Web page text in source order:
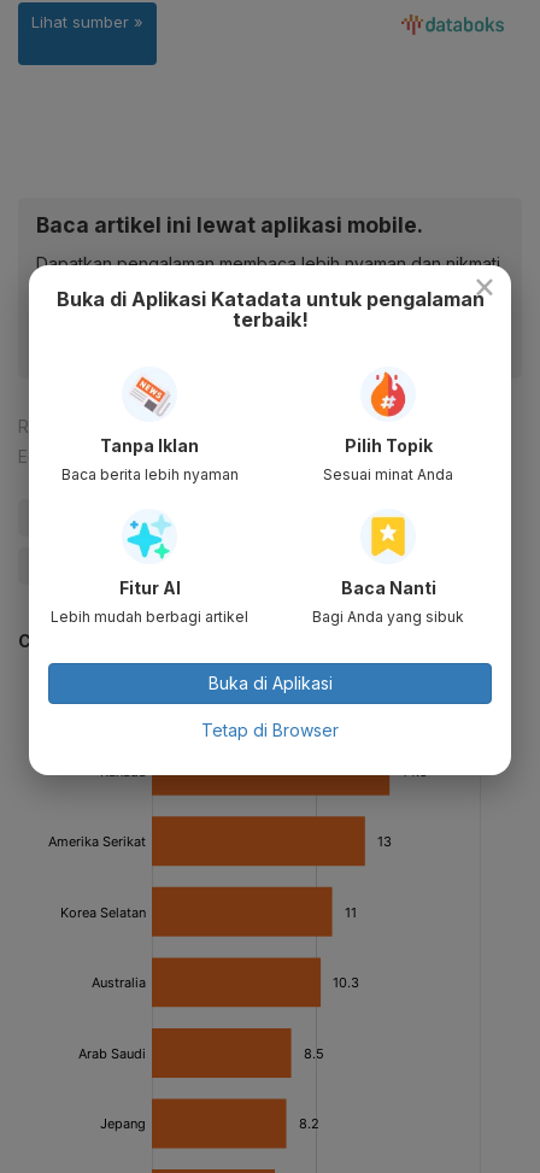
Baca artikel ini lewat aplikasi mobile.
Dapatkan pengalaman membaca lebih nyaman dan nikmati
fitur menarik lainnya lewat aplikasi mobile Katadata.
Reporter:
Editor:
Maesaroh
#KTT G20 #G20 Bali Summit
#KatadataG20
CEK JUGA DATA INI
×
Buka di Aplikasi Katadata untuk pengalaman
terbaik!
Tanpa Iklan
Baca berita lebih nyaman
Pilih Topik
Sesuai minat Anda
Fitur AI
Lebih mudah berbagi artikel
Baca Nanti
Bagi Anda yang sibuk
Buka di Aplikasi
Tetap di Browser